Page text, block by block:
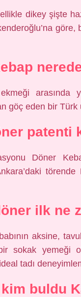
dikey şişte
göre,
arasında
göç eden bir
patenti
Döner
ilk ne
aksine,
sokak yemeği
tadı
buldu